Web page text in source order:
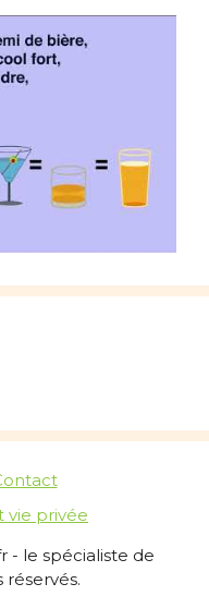
vie privée
- le spécialiste de
réservés.